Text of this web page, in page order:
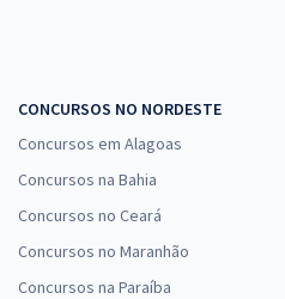
CONCURSOS NO NORDESTE
Concursos em Alagoas
Concursos na Bahia
Concursos no Ceará
Concursos no Maranhão
Concursos na Paraíba